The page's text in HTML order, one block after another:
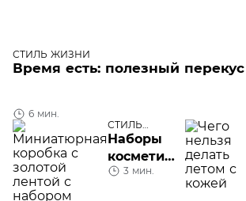
СТИЛЬ ЖИЗНИ
Время есть: полезный перекус
6 мин.
СТИЛЬ
ЖИЗНИ
Наборы
косметики
для3 мин.